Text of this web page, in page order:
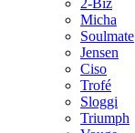
2-Biz
Micha
Soulmate
Jensen
Ciso
Trofé
Sloggi
Triumph